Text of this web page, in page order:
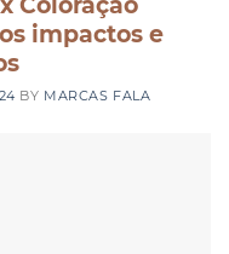
impactos e
BY MARCAS FALA